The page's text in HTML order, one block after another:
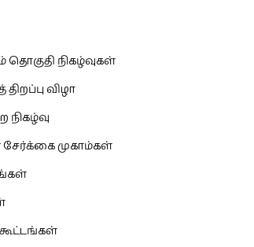
தொகுதி நிகழ்வுகள்
விழா
நிகழ்வு
சேர்க்கை முகாம்கள்